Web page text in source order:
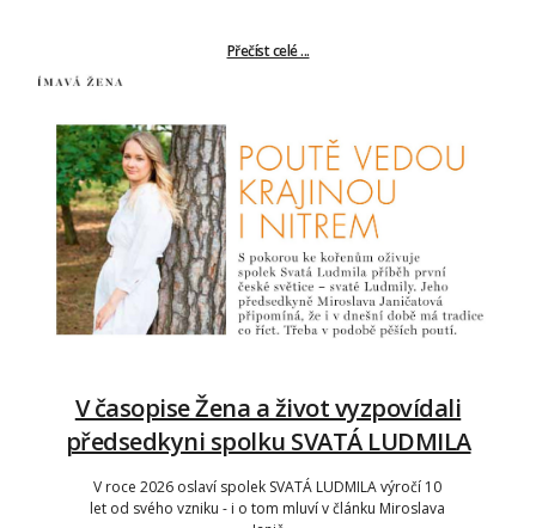
Přečíst celé ...
V časopise Žena a život vyzpovídali
předsedkyni spolku SVATÁ LUDMILA
V roce 2026 oslaví spolek SVATÁ LUDMILA výročí 10
let od svého vzniku - i o tom mluví v článku Miroslava